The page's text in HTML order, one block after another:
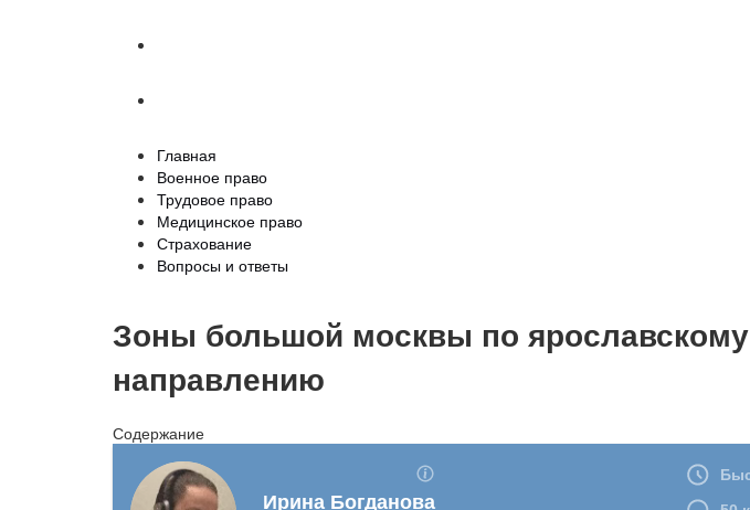
Главная
Военное право
Трудовое право
Медицинское право
Страхование
Вопросы и ответы
Зоны большой москвы по ярославскому
направлению
Содержание